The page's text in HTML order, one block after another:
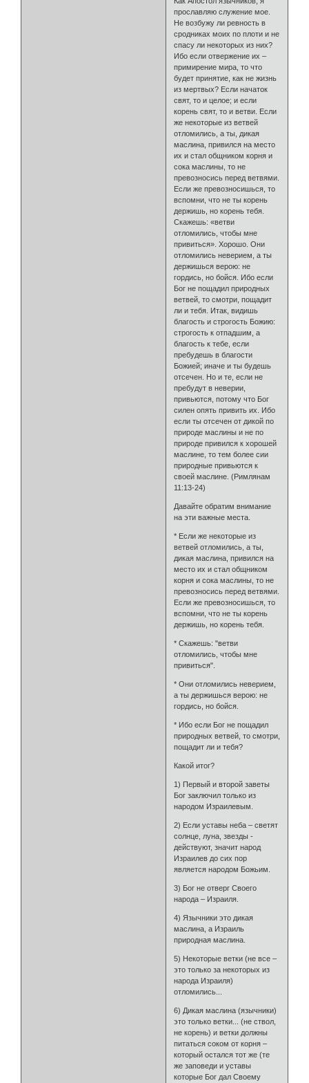
прославляю служение мое.
Не возбужу ли ревность в
сродниках моих по плоти и не
спасу ли некоторых из них?
Ибо если отвержение их –
примирение мира, то что
будет принятие, как не жизнь
из мертвых? Если начаток
свят, то и целое; и если
корень свят, то и ветви. Если
же некоторые из ветвей
отломились, а ты, дикая
маслина, привился на место
их и стал общником корня и
сока маслины, то не
превозносись перед ветвями.
Если же превозносишься, то
вспомни, что не ты корень
держишь, но корень тебя.
Скажешь: «ветви
отломились, чтобы мне
привиться». Хорошо. Они
отломились неверием, а ты
держишься верою: не
гордись, но бойся. Ибо если
Бог не пощадил природных
ветвей, то смотри, пощадит
ли и тебя. Итак, видишь
благость и строгость Божию:
строгость к отпадшим, а
благость к тебе, если
пребудешь в благости
Божией; иначе и ты будешь
отсечен. Но и те, если не
пребудут в неверии,
привьются, потому что Бог
силен опять привить их. Ибо
если ты отсечен от дикой по
природе маслины и не по
природе привился к хорошей
маслине, то тем более сии
природные привьются к
своей маслине. (Римлянам
11:13-24)
Давайте обратим внимание
на эти важные места.
* Если же некоторые из
ветвей отломились, а ты,
дикая маслина, привился на
место их и стал общником
корня и сока маслины, то не
превозносись перед ветвями.
Если же превозносишься, то
вспомни, что не ты корень
держишь, но корень тебя.
* Скажешь: "ветви
отломились, чтобы мне
привиться".
* Они отломились неверием,
а ты держишься верою: не
гордись, но бойся.
* Ибо если Бог не пощадил
природных ветвей, то смотри,
пощадит ли и тебя?
Какой итог?
1) Первый и второй заветы
Бог заключил только из
народом Израилевым.
2) Если уставы неба – светят
солнце, луна, звезды -
действуют, значит народ
Израилев до сих пор
является народом Божьим.
3) Бог не отверг Своего
народа – Израиля.
4) Язычники это дикая
маслина, а Израиль
природная маслина.
5) Некоторые ветки (не все –
это только за некоторых из
народа Израиля)
отломились...
6) Дикая маслина (язычники)
это только ветки... (не ствол,
не корень) и ветки должны
питаться соком от корня –
который остался тот же (те
же заповеди и уставы
которые Бог дал Своему